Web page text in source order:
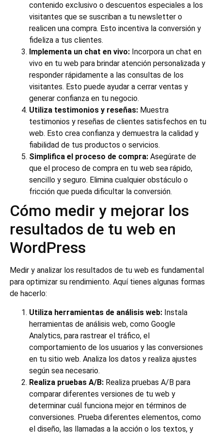
contenido exclusivo o descuentos especiales a los
visitantes que se suscriban a tu newsletter o
realicen una compra. Esto incentiva la conversión y
fideliza a tus clientes.
Implementa un chat en vivo: Incorpora un chat en
vivo en tu web para brindar atención personalizada y
responder rápidamente a las consultas de los
visitantes. Esto puede ayudar a cerrar ventas y
generar confianza en tu negocio.
Utiliza testimonios y reseñas: Muestra
testimonios y reseñas de clientes satisfechos en tu
web. Esto crea confianza y demuestra la calidad y
fiabilidad de tus productos o servicios.
Simplifica el proceso de compra: Asegúrate de
que el proceso de compra en tu web sea rápido,
sencillo y seguro. Elimina cualquier obstáculo o
fricción que pueda dificultar la conversión.
Cómo medir y mejorar los
resultados de tu web en
WordPress
Medir y analizar los resultados de tu web es fundamental
para optimizar su rendimiento. Aquí tienes algunas formas
de hacerlo:
Utiliza herramientas de análisis web: Instala
herramientas de análisis web, como Google
Analytics, para rastrear el tráfico, el
comportamiento de los usuarios y las conversiones
en tu sitio web. Analiza los datos y realiza ajustes
según sea necesario.
Realiza pruebas A/B: Realiza pruebas A/B para
comparar diferentes versiones de tu web y
determinar cuál funciona mejor en términos de
conversiones. Prueba diferentes elementos, como
el diseño, las llamadas a la acción o los textos, y